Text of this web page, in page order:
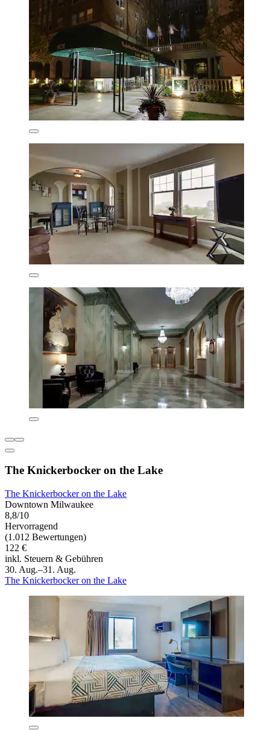
The Knickerbocker on the Lake
The Knickerbocker on the Lake
Downtown Milwaukee
8,8/10
Hervorragend
(1.012 Bewertungen)
122 €
inkl. Steuern & Gebühren
30. Aug.–31. Aug.
The Knickerbocker on the Lake